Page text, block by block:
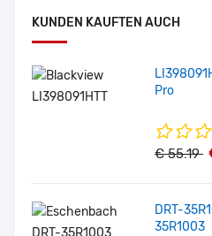
KUNDEN KAUFTEN AUCH
Pro
€ 55.19
DRT-
35R1003